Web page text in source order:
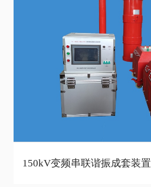
150kV变频串联谐振成套装置